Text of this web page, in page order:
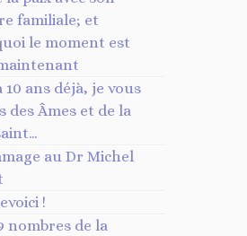
familiale; et
le moment est
10 ans déjà, je vous
des Âmes et de la
au Dr Michel
!
nombres de la